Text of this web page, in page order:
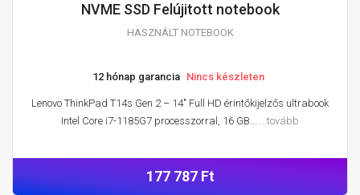
NVME SSD Felújitott notebook
HASZNÁLT NOTEBOOK
12 hónap garancia Nincs készleten
Lenovo ThinkPad T14s Gen 2 – 14″ Full HD érintőkijelzős ultrabook
Intel Core i7-1185G7 processzorral, 16 GB... ...tovább
177 787 Ft